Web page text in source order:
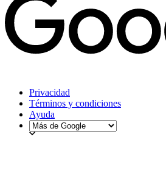
Privacidad
Términos y condiciones
Ayuda